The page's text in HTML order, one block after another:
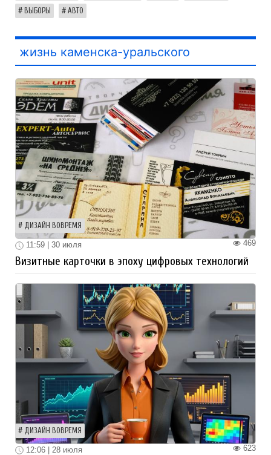
ВЫБОРЫ АВТО
жизнь каменска-уральского
ДИЗАЙН ВОВРЕМЯ
469
11:59 | 30 июля
Визитные карточки в эпоху цифровых технологий
ДИЗАЙН ВОВРЕМЯ
623
12:06 | 28 июля